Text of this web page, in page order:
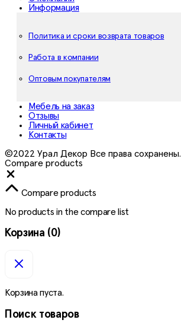
Информация
Политика и сроки возврата товаров
Работа в компании
Оптовым покупателям
Мебель на заказ
Отзывы
Личный кабинет
Контакты
©2022 Урал Декор Все права сохранены.
Compare products
Compare products
No products in the compare list
Корзина (0)
Корзина пуста.
Поиск товаров